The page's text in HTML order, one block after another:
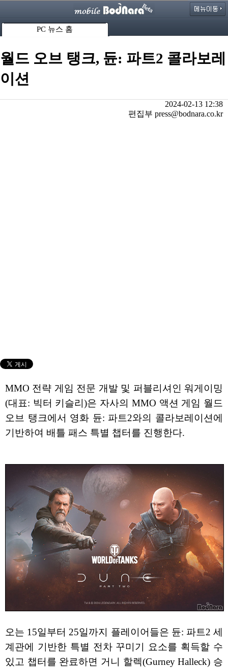
PC 뉴스 홈
월드 오브 탱크, 듄: 파트2 콜라보레
이션
2024-02-13 12:38
편집부 press@bodnara.co.kr
MMO 전략 게임 전문 개발 및 퍼블리셔인 워게이밍
(대표: 빅터 키슬리)은 자사의 MMO 액션 게임 월드
오브 탱크에서 영화 듄: 파트2와의 콜라보레이션에
기반하여 배틀 패스 특별 챕터를 진행한다.
오는 15일부터 25일까지 플레이어들은 듄: 파트2 세
계관에 기반한 특별 전차 꾸미기 요소를 획득할 수
있고 챕터를 완료하면 거니 할렉(Gurney Halleck) 승